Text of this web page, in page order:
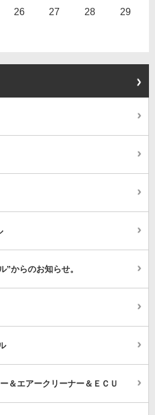
26 27 28 29
”からのお知らせ。
＆エアークリーナー＆ＥＣＵ